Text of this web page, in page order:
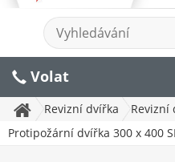
Volat
Revizní dvířka
Revizní
Protipožární dvířka 300 x 400